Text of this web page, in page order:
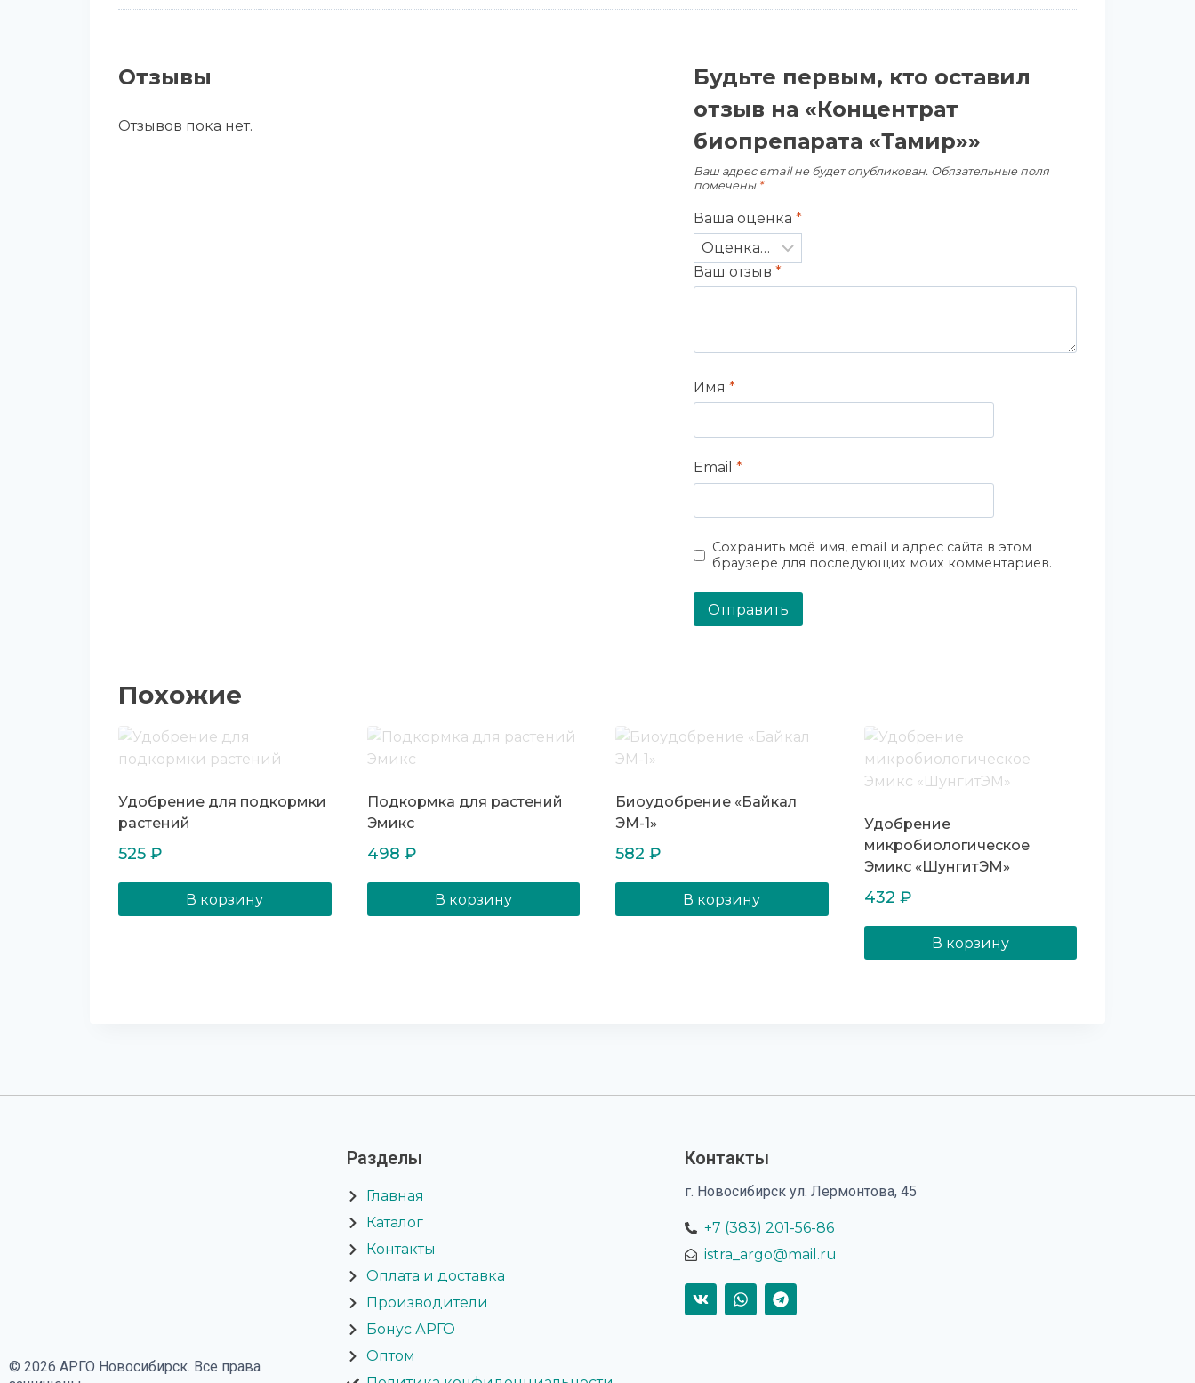
Отзывы
Отзывов пока нет.
Будьте первым, кто оставил
отзыв на «Концентрат
биопрепарата «Тамир»»
Ваш адрес email не будет опубликован. Обязательные поля
помечены *
Ваша оценка *
Ваш отзыв *
Имя *
Email *
Сохранить моё имя, email и адрес сайта в этом
браузере для последующих моих комментариев.
Похожие
Удобрение для подкормки
растений
525 ₽
В корзину
Подкормка для растений
Эмикс
498 ₽
В корзину
Биоудобрение «Байкал
ЭМ-1»
582 ₽
В корзину
Удобрение
микробиологическое
Эмикс «ШунгитЭМ»
432 ₽
В корзину
© 2026 АРГО Новосибирск. Все права
Разделы
Главная
Каталог
Контакты
Оплата и доставка
Производители
Бонус АРГО
Оптом
Контакты
г. Новосибирск ул. Лермонтова, 45
+7 (383) 201-56-86
istra_argo@mail.ru